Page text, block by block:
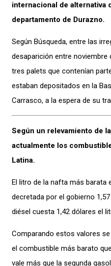
internacional de alternativa
departamento de Durazno.
Según Búsqueda, entre las
desaparición entre noviembre
tres palets que contenían
estaban depositados en la
Carrasco, a la espera de su
Según un relevamiento de
actualmente los
Latina.
El litro de la nafta más barata
decretada por el gobierno
diésel cuesta 1,42 dólares el
Comparando estos valores
el combustible más barato
vale más que la segunda